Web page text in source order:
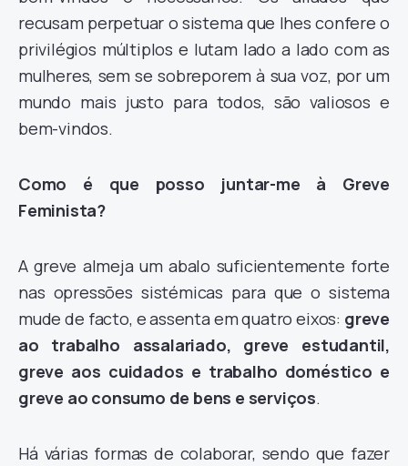
recusam perpetuar o sistema que lhes confere o
privilégios múltiplos e lutam lado a lado com as
mulheres, sem se sobreporem à sua voz, por um
mundo mais justo para todos, são valiosos e
bem-vindos.
Como é que posso juntar-me à Greve
Feminista?
A greve almeja um abalo suficientemente forte
nas opressões sistémicas para que o sistema
mude de facto, e assenta em quatro eixos: greve
ao trabalho assalariado, greve estudantil,
greve aos cuidados e trabalho doméstico e
greve ao consumo de bens e serviços.
Há várias formas de colaborar, sendo que fazer